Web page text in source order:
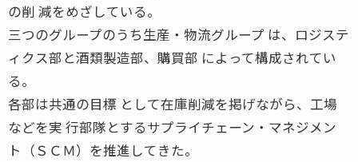
の削 減をめざしている。
三つのグループのうち生産・物流グループ は、ロジステ
ィクス部と酒類製造部、購買部 によって構成されてい
る。
各部は共通の目標 として在庫削減を掲げながら、工場
などを実 行部隊とするサプライチェーン・マネジメン
ト（ＳＣＭ）を推進してきた。